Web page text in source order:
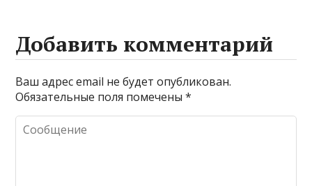
Добавить комментарий
Ваш адрес email не будет опубликован.
Обязательные поля помечены*